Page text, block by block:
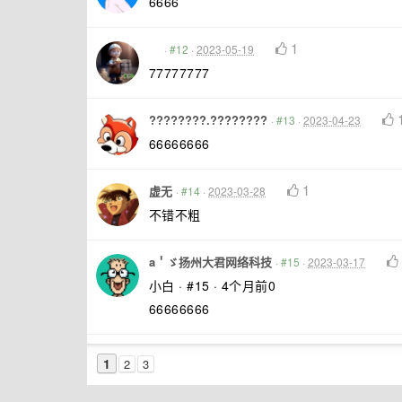
· #12 · 2023-05-19 1
77777777
????????.???????? · #13 · 2023-04-23
66666666
虚无 · #14 · 2023-03-28 1
不错不粗
a＇ゞ扬州大君网络科技 · #15 · 2023-03-17
小白 · #15 · 4个月前0
66666666
1 2 3